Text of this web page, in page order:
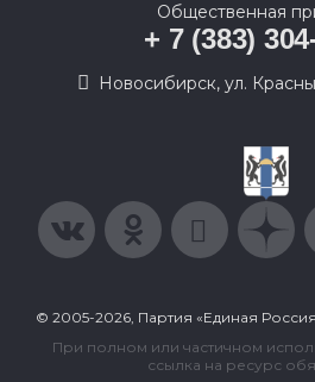
Общественная
+ 7 (383)
Новосибирск, ул.
© 2005-2026, Партия «Единая
При полном или частичном
ссылка на ресурс